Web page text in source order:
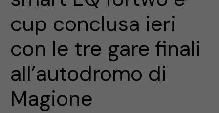
cup conclusa ieri
con le tre gare finali
all’autodromo di
Magione